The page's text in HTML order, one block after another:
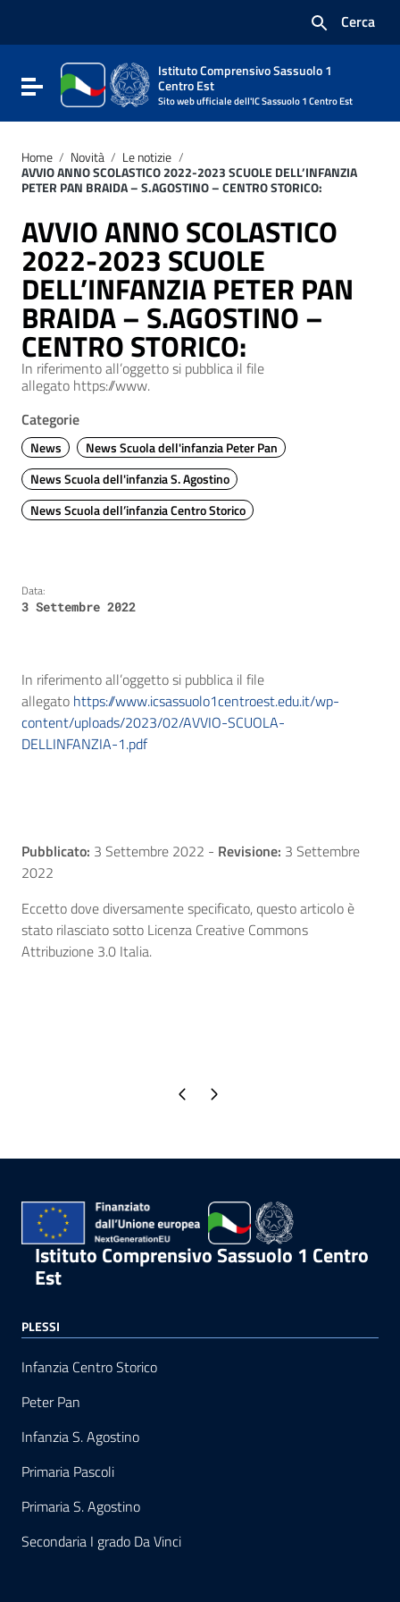
Vai al footer
Cerca
Attiva / disattiva la navigazione
Istituto Comprensivo Sassuolo 1
Centro Est
Sito web ufficiale dell'IC Sassuolo 1 Centro Est
Home / Novità / Le notizie /
AVVIO ANNO SCOLASTICO 2022-2023 SCUOLE DELL’INFANZIA
PETER PAN BRAIDA – S.AGOSTINO – CENTRO STORICO:
AVVIO ANNO SCOLASTICO
2022-2023 SCUOLE
DELL’INFANZIA PETER PAN
BRAIDA – S.AGOSTINO –
CENTRO STORICO:
In riferimento all’oggetto si pubblica il file
allegato https://www.
Categorie
News
News Scuola dell'infanzia Peter Pan
News Scuola dell'infanzia S. Agostino
News Scuola dell’infanzia Centro Storico
Data:
3 Settembre 2022
In riferimento all’oggetto si pubblica il file
allegato https://www.icsassuolo1centroest.edu.it/wp-
content/uploads/2023/02/AVVIO-SCUOLA-
DELLINFANZIA-1.pdf
Pubblicato: 3 Settembre 2022 - Revisione: 3 Settembre
2022
Eccetto dove diversamente specificato, questo articolo è
stato rilasciato sotto Licenza Creative Commons
Attribuzione 3.0 Italia.
Pagina precedente
Pagina successiva
Istituto Comprensivo Sassuolo 1 Centro
Est
PLESSI
Infanzia Centro Storico
Peter Pan
Infanzia S. Agostino
Primaria Pascoli
Primaria S. Agostino
Secondaria I grado Da Vinci